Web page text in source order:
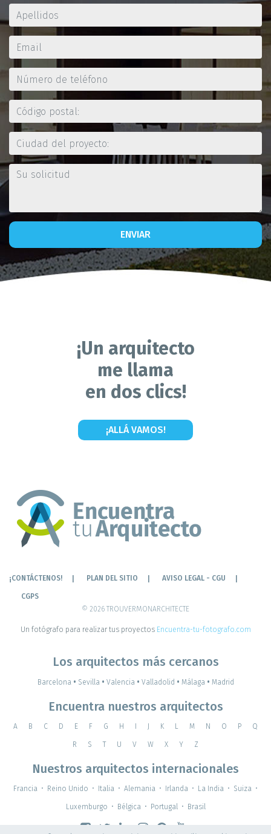
ENVIAR
¡Un arquitecto
me llama
en dos clics!
¡ALLÁ VAMOS!
¡CONTÁCTENOS! PLAN DEL SITIO AVISO LEGAL - CGU
CGPS
© 2026 TROUVERMONARCHITECTE
Un fotógrafo para realizar tus proyectos Encuentra-tu-fotografo.com
Los arquitectos más cercanos
Barcelona • Sevilla • Valencia • Valladolid • Málaga • Madrid
Encuentra nuestros arquitectos
A B C D E F G H I J K L M N O P Q
R S T U V W X Y Z
Nuestros arquitectos internacionales
Francia • Reino Unido • Italia • Alemania • Irlanda • La India • Suiza •
Luxemburgo • Bélgica • Portugal • Brasil